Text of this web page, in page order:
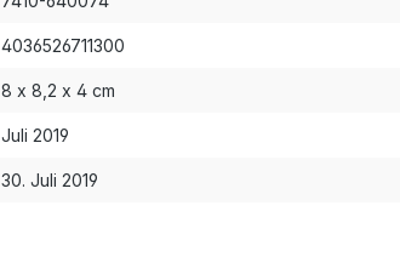
4036526711300
8 x 8,2 x 4 cm
Juli 2019
30. Juli 2019